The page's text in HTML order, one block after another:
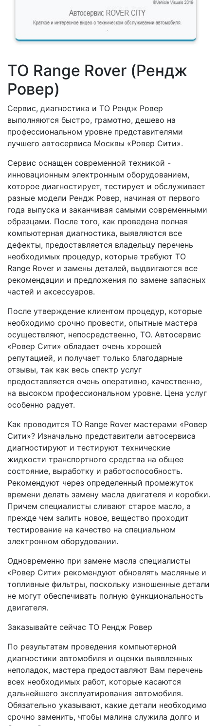
ТО Range Rover (Рендж
Ровер)
Сервис, диагностика и ТО Рендж Ровер
выполняются быстро, грамотно, дешево на
профессиональном уровне представителями
лучшего автосервиса Москвы «Ровер Сити».
Сервис оснащен современной техникой -
инновационным электронным оборудованием,
которое диагностирует, тестирует и обслуживает
разные модели Рендж Ровер, начиная от первого
года выпуска и заканчивая самыми современными
образцами. После того, как проведена полная
компьютерная диагностика, выявляются все
дефекты, предоставляется владельцу перечень
необходимых процедур, которые требуют ТО
Range Rover и замены деталей, выдвигаются все
рекомендации и предложения по замене запасных
частей и аксессуаров.
После утверждение клиентом процедур, которые
необходимо срочно провести, опытные мастера
осуществляют, непосредственно, ТО. Автосервис
«Ровер Сити» обладает очень хорошей
репутацией, и получает только благодарные
отзывы, так как весь спектр услуг
предоставляется очень оперативно, качественно,
на высоком профессиональном уровне. Цена услуг
особенно радует.
Как проводится ТО Range Rover мастерами «Ровер
Сити»? Изначально представители автосервиса
диагностируют и тестируют технические
жидкости транспортного средства на общее
состояние, выработку и работоспособность.
Рекомендуют через определенный промежуток
времени делать замену масла двигателя и коробки.
Причем специалисты сливают старое масло, а
прежде чем залить новое, вещество проходит
тестирование на качество на специальном
электронном оборудовании.
Одновременно при замене масла специалисты
«Ровер Сити» рекомендуют обновлять масляные и
топливные фильтры, поскольку изношенные детали
не могут обеспечивать полную функциональность
двигателя.
Заказывайте сейчас ТО Рендж Ровер
По результатам проведения компьютерной
диагностики автомобиля и оценки выявленных
неполадок, мастера предоставляют Вам перечень
всех необходимых работ, которые касаются
дальнейшего эксплуатирования автомобиля.
Обязательно указывают, какие детали необходимо
срочно заменить, чтобы малина служила долго и